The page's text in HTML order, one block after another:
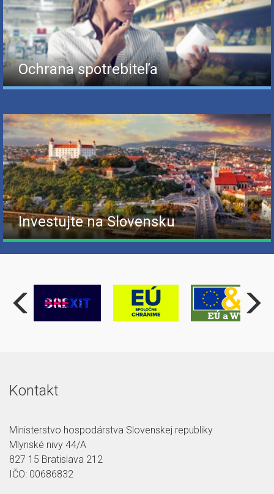
Ochrana spotrebiteľa
Investujte na Slovensku
Kontakt
Ministerstvo hospodárstva Slovenskej republiky
Mlynské nivy 44/A
827 15 Bratislava 212
IČO: 00686832